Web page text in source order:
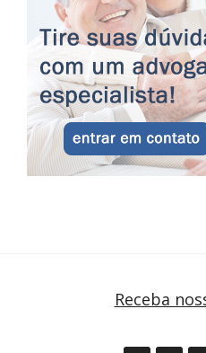
Receba